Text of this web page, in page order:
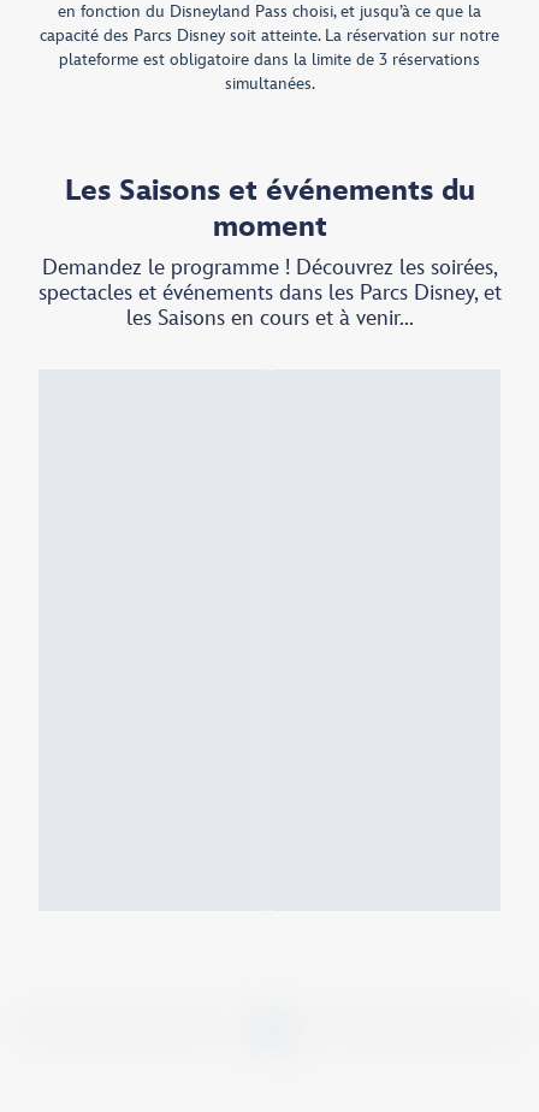
en fonction du Disneyland Pass choisi, et jusqu’à ce que la
capacité des Parcs Disney soit atteinte. La réservation sur notre
plateforme est obligatoire dans la limite de 3 réservations
simultanées.
Les Saisons et événements du
moment
Demandez le programme ! Découvrez les soirées,
spectacles et événements dans les Parcs Disney, et
les Saisons en cours et à venir...